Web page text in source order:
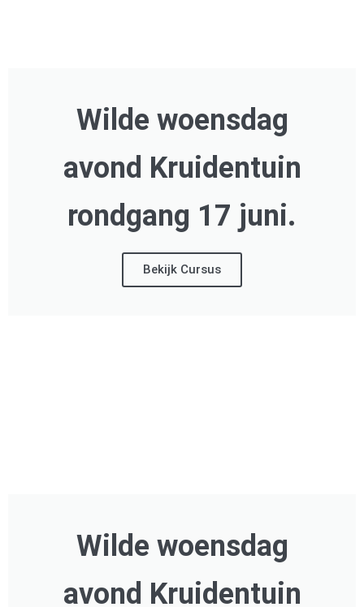
Wilde woensdag
avond Kruidentuin
rondgang 17 juni.
Bekijk Cursus
Wilde woensdag
avond Kruidentuin